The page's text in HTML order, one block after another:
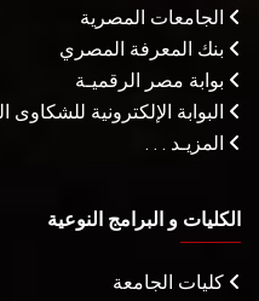
الجامعات المصرية
بنك المعرفة المصري
بوابة مصر الرقميـة
البوابة الإلكترونية للشكاوى
المزيـد . . .
الكليات و البرامج النوعية
كليات الجامعة